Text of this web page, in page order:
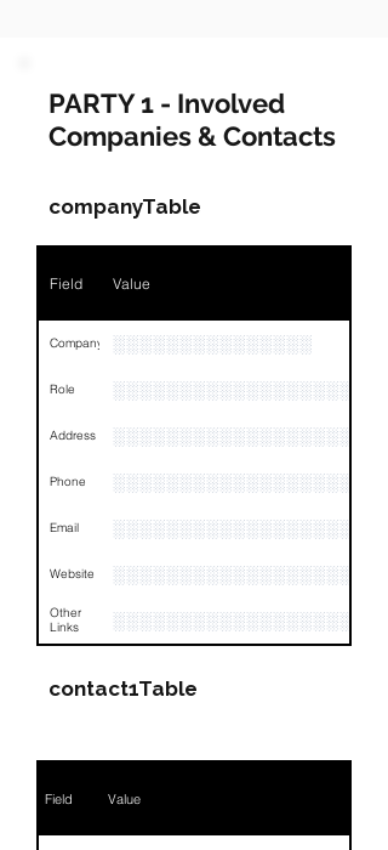
PARTY 1 - Involved
Companies & Contacts
companyTable
Field Value
Company ░░░░░░░░░░░░░░░
Role
Address
Phone
Email ░░░░░░░░░░░░░░░░░░
Website
Other
Links
contact1Table
Field Value